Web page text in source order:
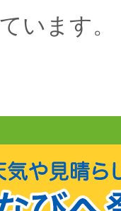
います。